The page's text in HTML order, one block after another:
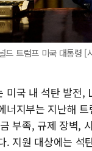
드 트럼프 미국 대통령 [
미국 내 석탄 발전,
너지부는 지난해
부족, 규제 장벽,
. 지원 대상에는 석